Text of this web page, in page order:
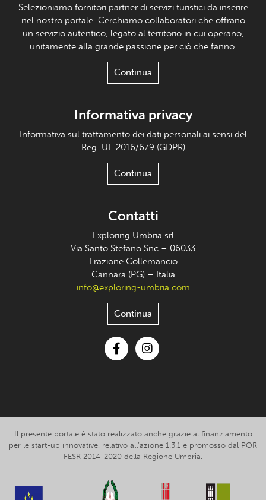
Selezioniamo fornitori partner di servizi turistici da inserire
nel nostro portale. Cerchiamo collaboratori che offrano
un servizio autentico, legato al territorio in cui operano,
unitamente alla grande passione per ciò che fanno.
Continua
Informativa privacy
Informativa sul trattamento dei dati personali ai sensi del
Reg. UE 2016/679 (GDPR)
Continua
Contatti
Exploring Umbria srl
Via Santo Stefano Snc – 06033
Frazione Collemancio
Cannara (PG) – Italia
info@exploring-umbria.com
Continua
Il presente portale è stato realizzato anche grazie al finanziamento
per le start-up innovative, relativo all’azione 1.3.1 e promosso dal POR
FESR 2014-2020 della Regione Umbria.